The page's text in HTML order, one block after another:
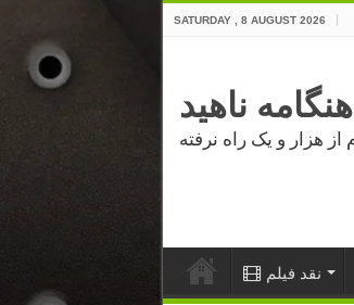
SATURDAY , 8 AUGUST 2026
هنگامه ناهید
نقد فیلم